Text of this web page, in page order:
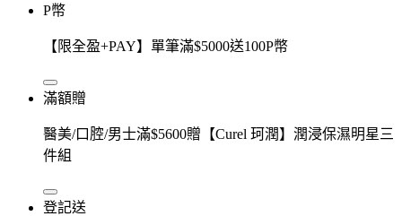
P幣
【限全盈+PAY】單筆滿$5000送100P幣
滿額贈
醫美/口腔/男士滿$5600贈【Curel 珂潤】潤浸保濕明星三
件組
登記送